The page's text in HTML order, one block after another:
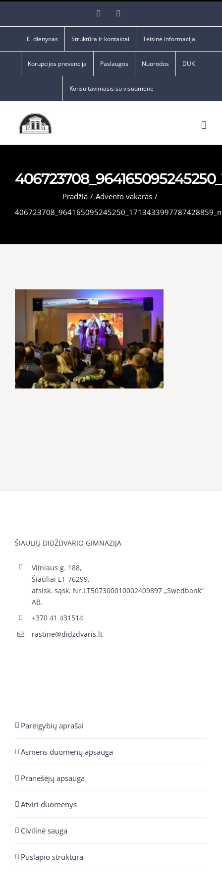
Facebook
E. dienynas Struktūra ir kontaktai Teisinė informacija
Korupcijos prevencija Paslaugos Nuorodos DUK
Konsultavimasis su visuomene
Pradžia / Advento vakaras /
406723708_964165095245250_1713433997787428859_n
ŠIAULIŲ DIDŽDVARIO GIMNAZIJA
Vilniaus g. 188,
Šiauliai LT-76299,
atsisk. sąsk. Nr.LT507300010002409897 „Swedbank“
AB.
+370 41 431514
rastine@didzdvaris.lt
Pareigybių aprašai
Asmens duomenų apsauga
Pranešėjų apsauga
Atviri duomenys
Civilinė sauga
Puslapio struktūra